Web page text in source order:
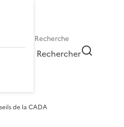
Rechercher
de la CADA